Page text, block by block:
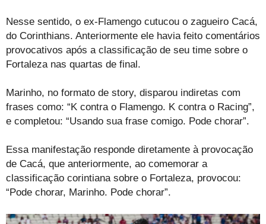
Nesse sentido, o ex-Flamengo cutucou o zagueiro Cacá,
do Corinthians. Anteriormente ele havia feito comentários
provocativos após a classificação de seu time sobre o
Fortaleza nas quartas de final.
Marinho, no formato de story, disparou indiretas com
frases como: “K contra o Flamengo. K contra o Racing”,
e completou: “Usando sua frase comigo. Pode chorar”.
Essa manifestação responde diretamente à provocação
de Cacá, que anteriormente, ao comemorar a
classificação corintiana sobre o Fortaleza, provocou:
“Pode chorar, Marinho. Pode chorar”.